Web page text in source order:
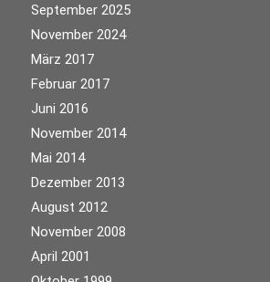
September 2025
November 2024
März 2017
Februar 2017
Juni 2016
November 2014
Mai 2014
Dezember 2013
August 2012
November 2008
April 2001